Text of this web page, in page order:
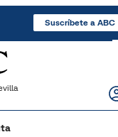
Suscríbete a ABC